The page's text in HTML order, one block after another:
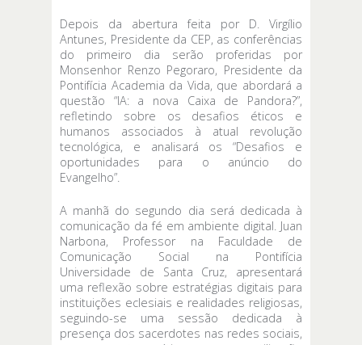
Depois da abertura feita por D. Virgílio
Antunes, Presidente da CEP, as conferências
do primeiro dia serão proferidas por
Monsenhor Renzo Pegoraro, Presidente da
Pontifícia Academia da Vida, que abordará a
questão “IA: a nova Caixa de Pandora?”,
refletindo sobre os desafios éticos e
humanos associados à atual revolução
tecnológica, e analisará os “Desafios e
oportunidades para o anúncio do
Evangelho”.
A manhã do segundo dia será dedicada à
comunicação da fé em ambiente digital. Juan
Narbona, Professor na Faculdade de
Comunicação Social na Pontifícia
Universidade de Santa Cruz, apresentará
uma reflexão sobre estratégias digitais para
instituições eclesiais e realidades religiosas,
seguindo-se uma sessão dedicada à
presença dos sacerdotes nas redes sociais,